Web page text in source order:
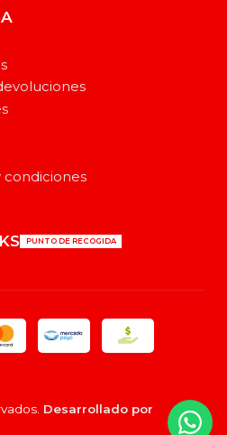
condiciones
PUNTO DE RECOGIDA
Desarrollado por